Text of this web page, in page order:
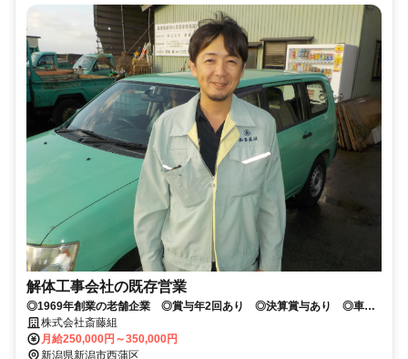
解体工事会社の既存営業
◎1969年創業の老舗企業 ◎賞与年2回あり ◎決算賞与あり ◎車通
勤・バイク通勤OK ◎無料駐車場あり ◎通勤手当あり
株式会社斎藤組
月給250,000円～350,000円
新潟県新潟市西蒲区